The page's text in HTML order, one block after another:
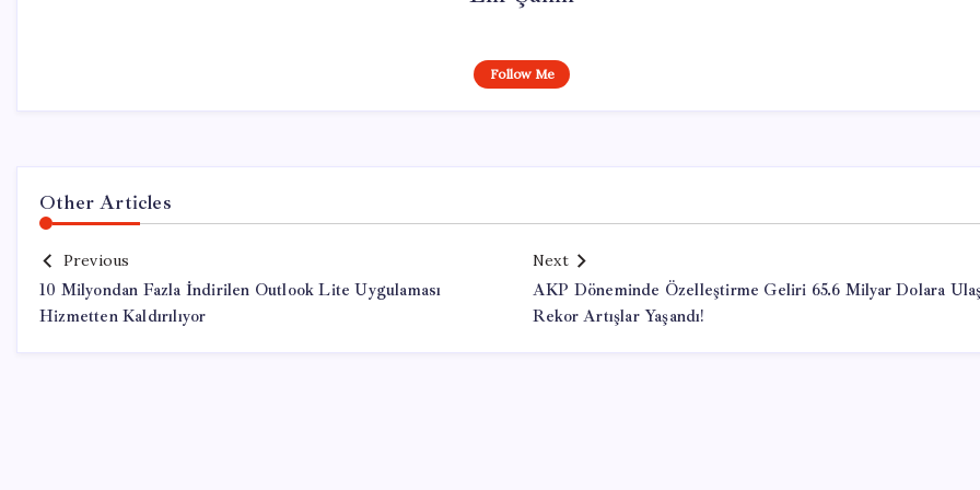
Follow Me
Other Articles
Previous
10 Milyondan Fazla İndirilen Outlook Lite Uygulaması
Hizmetten Kaldırılıyor
Next
AKP Döneminde Özelleştirme Geliri 65.6 Milyar Dolara
Rekor Artışlar Yaşandı!